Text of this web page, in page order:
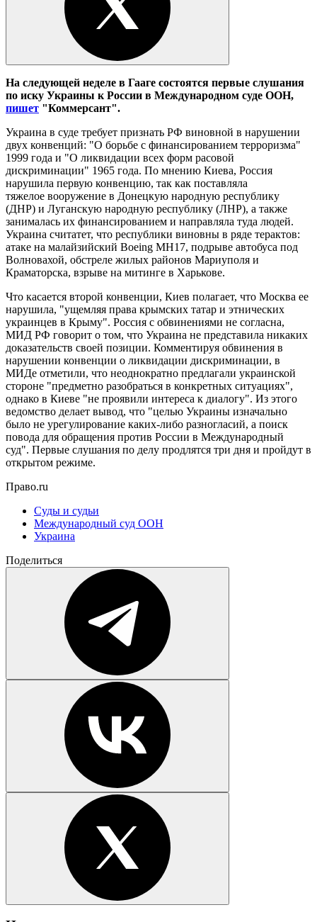
На следующей неделе в Гааге состоятся первые слушания
по иску Украины к России в Международном суде ООН,
пишет "Коммерсант".
Украина в суде требует признать РФ виновной в нарушении
двух конвенций: "О борьбе с финансированием терроризма"
1999 года и "О ликвидации всех форм расовой
дискриминации" 1965 года. По мнению Киева, Россия
нарушила первую конвенцию, так как поставляла
тяжелое вооружение в Донецкую народную республику
(ДНР) и Луганскую народную республику (ЛНР), а также
занималась их финансированием и направляла туда людей.
Украина считатет, что республики виновны в ряде терактов:
атаке на малайзийский Boeing MH17, подрыве автобуса под
Волновахой, обстреле жилых районов Мариуполя и
Краматорска, взрыве на митинге в Харькове.
Что касается второй конвенции, Киев полагает, что Москва ее
нарушила, "ущемляя права крымских татар и этнических
украинцев в Крыму". Россия с обвинениями не согласна,
МИД РФ говорит о том, что Украина не представила никаких
доказательств своей позиции. Комментируя обвинения в
нарушении конвенции о ликвидации дискриминации, в
МИДе отметили, что неоднократно предлагали украинской
стороне "предметно разобраться в конкретных ситуациях",
однако в Киеве "не проявили интереса к диалогу". Из этого
ведомство делает вывод, что "целью Украины изначально
было не урегулирование каких-либо разногласий, а поиск
повода для обращения против России в Международный
суд". Первые слушания по делу продлятся три дня и пройдут в
открытом режиме.
Право.ru
Суды и судьи
Международный суд ООН
Украина
Поделиться